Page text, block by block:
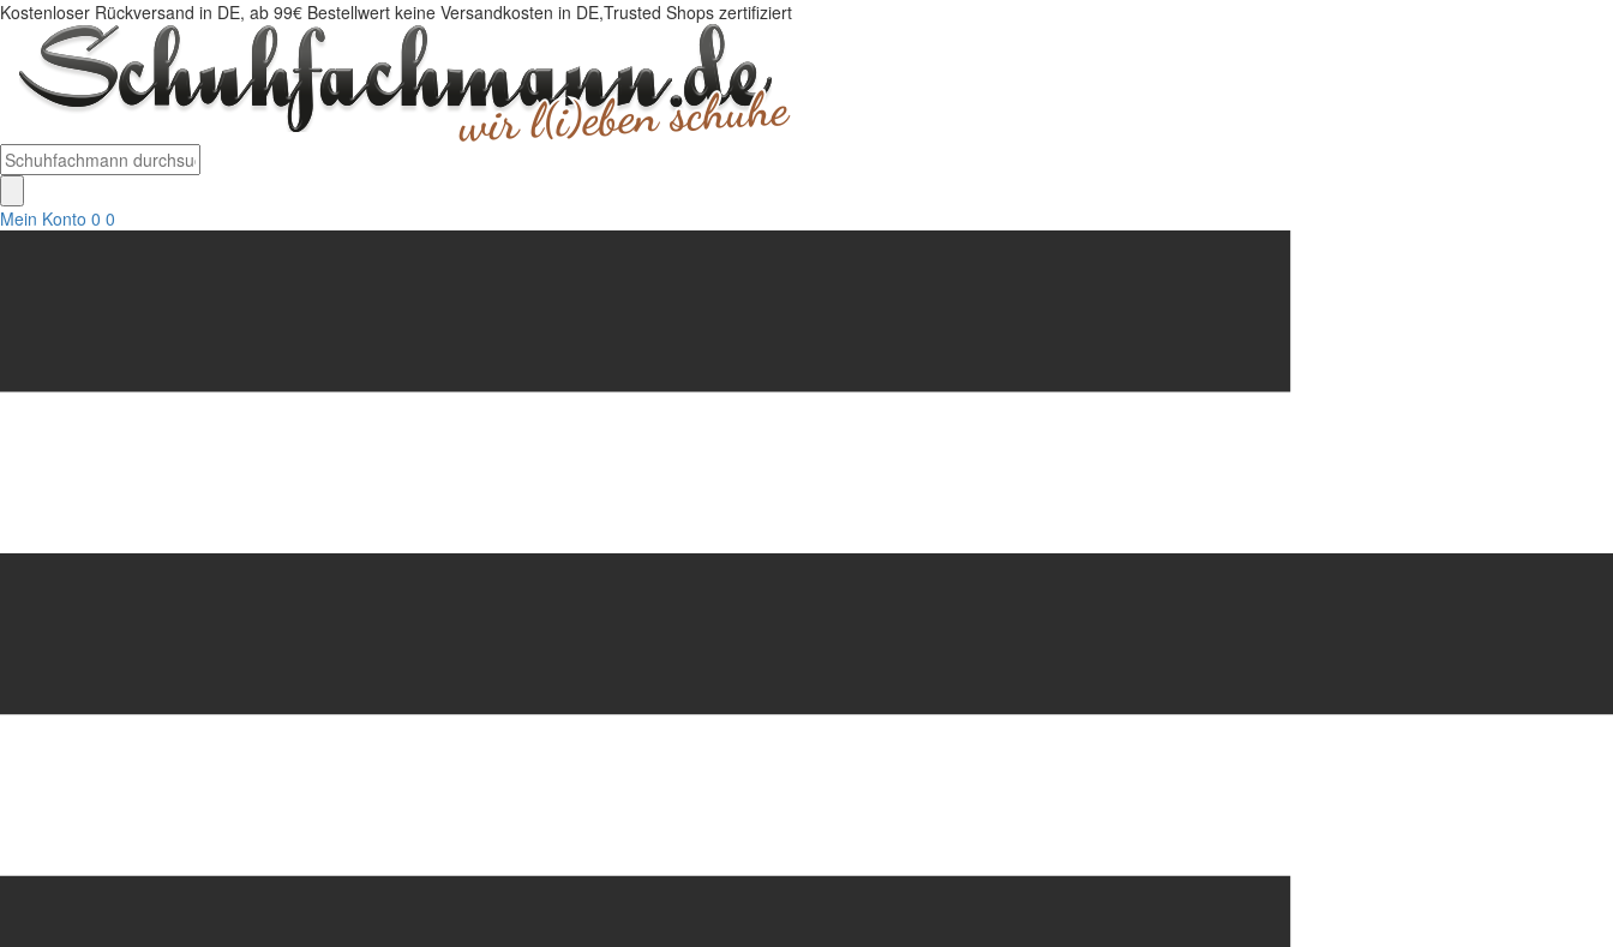
Kostenloser Rückversand in DE, ab 99€ Bestellwert keine Versandkosten in DE,Trusted Shops zertifiziert
Mein Konto 0 0